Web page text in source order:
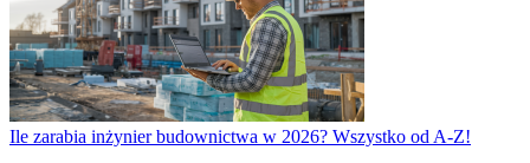
Ile zarabia inżynier budownictwa w 2026? Wszystko od A-Z!